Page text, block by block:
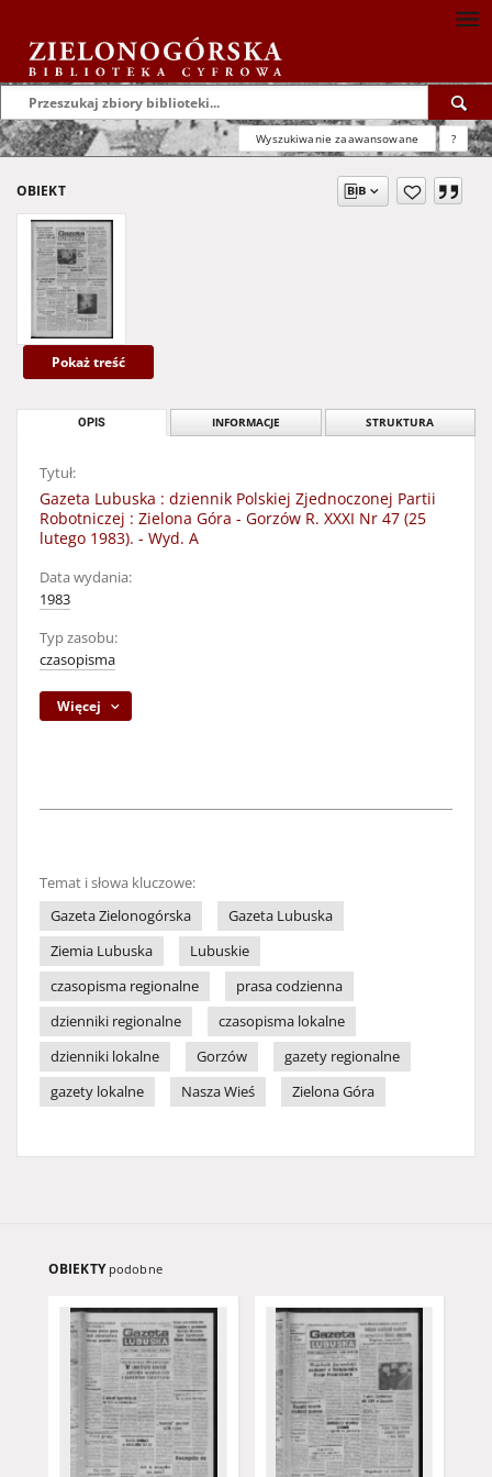
Wyszukiwanie zaawansowane ?
OBIEKT
Pokaż treść
OPIS INFORMACJE STRUKTURA
Tytuł:
Gazeta Lubuska : dziennik Polskiej Zjednoczonej Partii
Robotniczej : Zielona Góra - Gorzów R. XXXI Nr 47 (25
lutego 1983). - Wyd. A
Data wydania:
1983
Typ zasobu:
czasopisma
Więcej
Temat i słowa kluczowe:
Gazeta Zielonogórska
Gazeta Lubuska
Ziemia Lubuska
Lubuskie
czasopisma regionalne
prasa codzienna
dzienniki regionalne
czasopisma lokalne
dzienniki lokalne
Gorzów
gazety regionalne
gazety lokalne
Nasza Wieś Zielona Góra
OBIEKTY podobne